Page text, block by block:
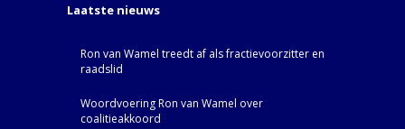
Laatste nieuws
Ron van Wamel treedt af als fractievoorzitter en
raadslid
Woordvoering Ron van Wamel over
coalitieakkoord